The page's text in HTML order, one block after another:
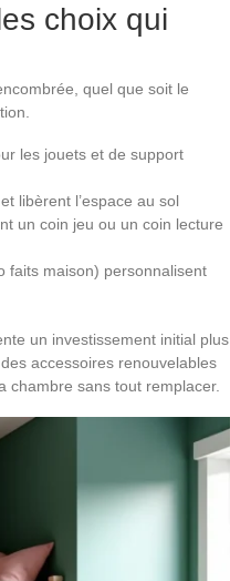
choix qui
quel que soit le
les jouets et de support
libèrent l’espace au sol
un coin jeu ou un coin lecture
faits maison) personnalisent
un investissement initial plus
accessoires renouvelables
chambre sans tout remplacer.